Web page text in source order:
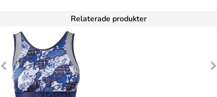
Relaterade produkter